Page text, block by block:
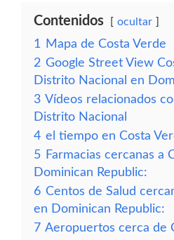
Contenidos ocultar
1
Mapa de Costa Verde
2 Google Street View
Distrito Nacional en
3 Vídeos relacionados
Distrito Nacional
4 el tiempo en Costa
5 Farmacias cercanas a
Dominican Republic:
6 Centos de Salud
en Dominican Republic:
7 Aeropuertos cerca de